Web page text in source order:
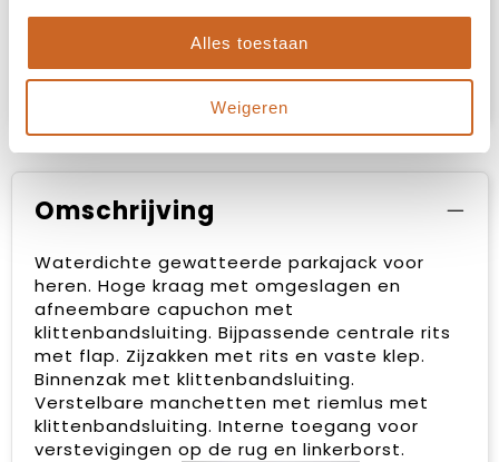
Alles toestaan
Weigeren
zoekt?
Neem contact met ons opvoor een advies
op maat.
Omschrijving
Waterdichte gewatteerde parkajack voor
heren. Hoge kraag met omgeslagen en
afneembare capuchon met
klittenbandsluiting. Bijpassende centrale rits
met flap. Zijzakken met rits en vaste klep.
Binnenzak met klittenbandsluiting.
Verstelbare manchetten met riemlus met
klittenbandsluiting. Interne toegang voor
verstevigingen op de rug en linkerborst.